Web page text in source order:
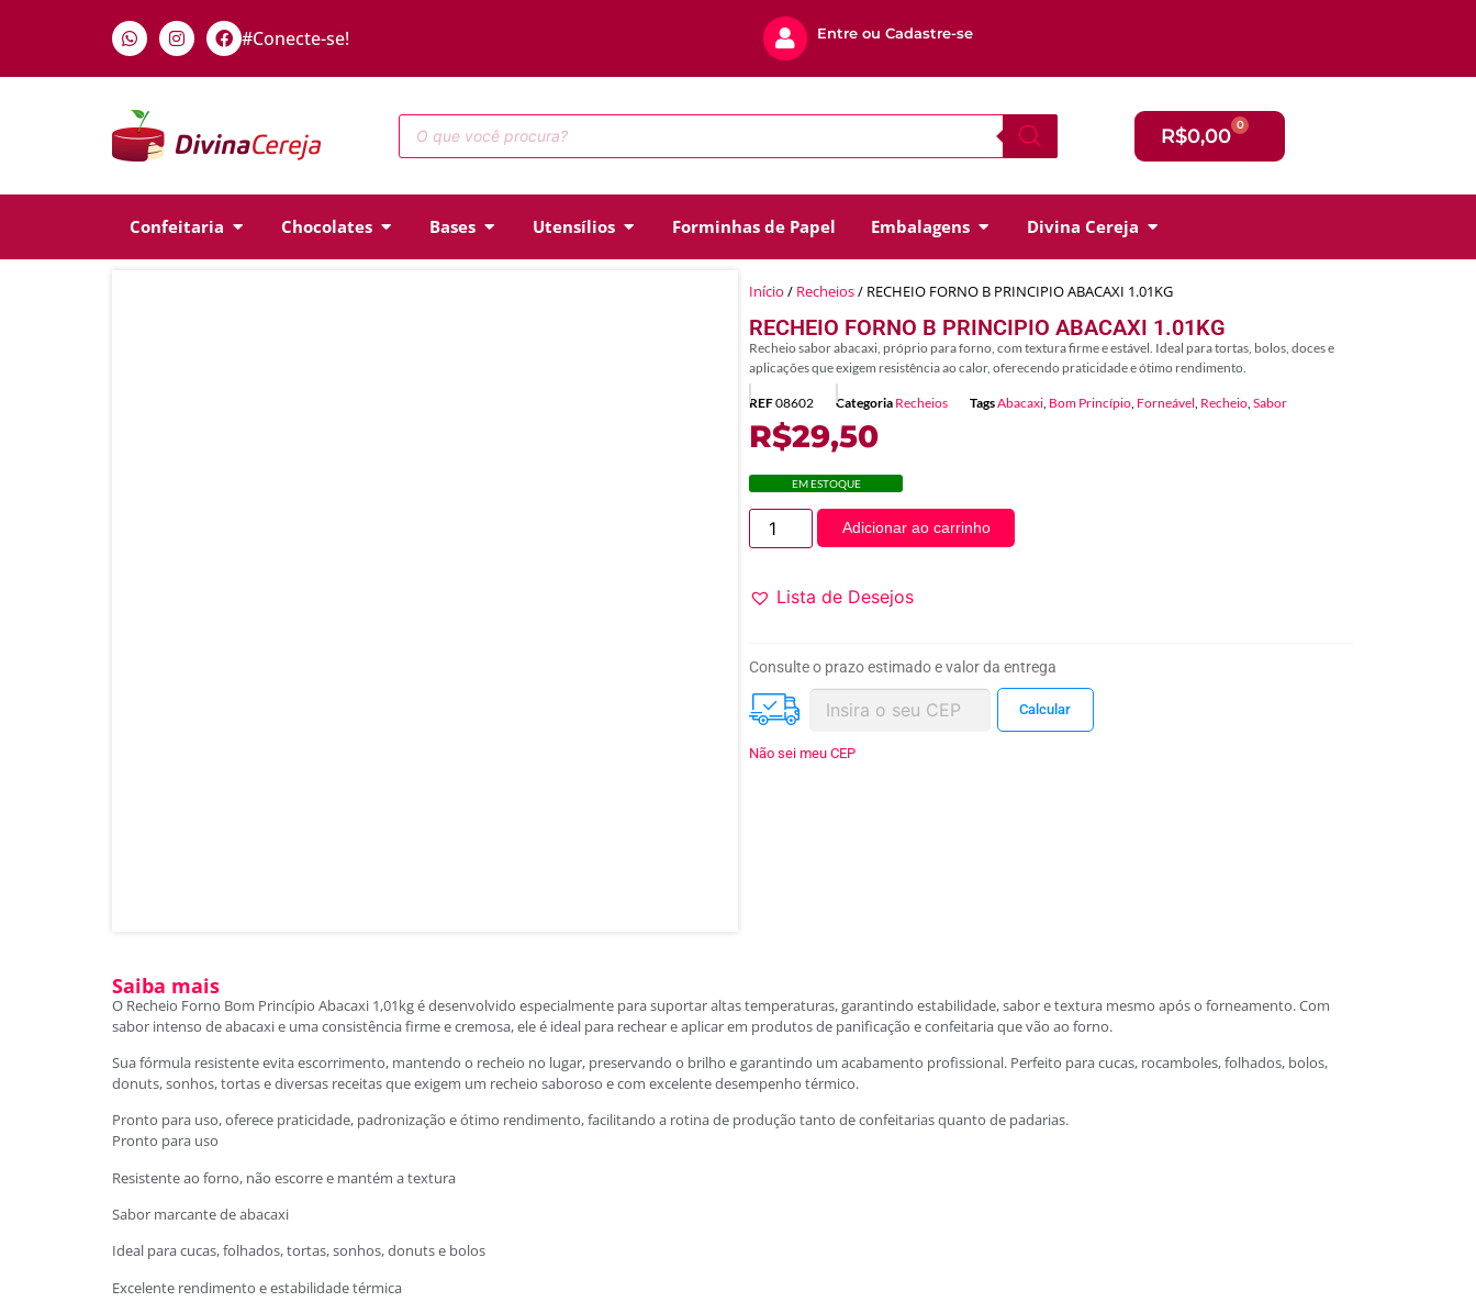
#Conecte-se! Entre ou Cadastre-se
R$0,00 0
Confeitaria Chocolates Bases Utensílios Forminhas de Papel Embalagens Divina Cereja
Início / Recheios/ RECHEIO FORNO B PRINCIPIO ABACAXI 1.01KG
RECHEIO FORNO B PRINCIPIO ABACAXI 1.01KG
Recheio sabor abacaxi, próprio para forno, com textura firme e estável. Ideal para tortas, bolos, doces e
aplicações que exigem resistência ao calor, oferecendo praticidade e ótimo rendimento.
REF08602 Categoria Recheios TagsAbacaxi Bom Princípio Forneável Recheio Sabor
R$29,50
EM ESTOQUE
Adicionar ao carrinho
Lista de Desejos
Consulte o prazo estimado e valor da entrega
Não sei meu CEP
Saiba mais
O Recheio Forno Bom Princípio Abacaxi 1,01kg é desenvolvido especialmente para suportar altas temperaturas, garantindo estabilidade, sabor e textura mesmo após o forneamento. Com
sabor intenso de abacaxi e uma consistência firme e cremosa, ele é ideal para rechear e aplicar em produtos de panificação e confeitaria que vão ao forno.
Sua fórmula resistente evita escorrimento, mantendo o recheio no lugar, preservando o brilho e garantindo um acabamento profissional. Perfeito para cucas, rocamboles, folhados, bolos,
donuts, sonhos, tortas e diversas receitas que exigem um recheio saboroso e com excelente desempenho térmico.
Pronto para uso, oferece praticidade, padronização e ótimo rendimento, facilitando a rotina de produção tanto de confeitarias quanto de padarias.
Pronto para uso
Resistente ao forno, não escorre e mantém a textura
Sabor marcante de abacaxi
Ideal para cucas, folhados, tortas, sonhos, donuts e bolos
Excelente rendimento e estabilidade térmica